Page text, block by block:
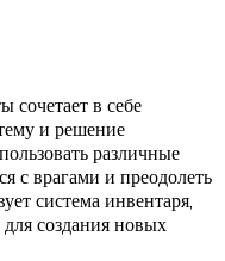
в себе
и решение
различные
с врагами и преодолеть
система инвентаря,
создания новых